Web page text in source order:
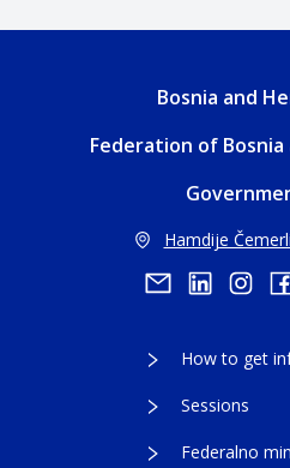
Bosnia and
Federation of
Hamdije
How to get
Sessions
Federalno